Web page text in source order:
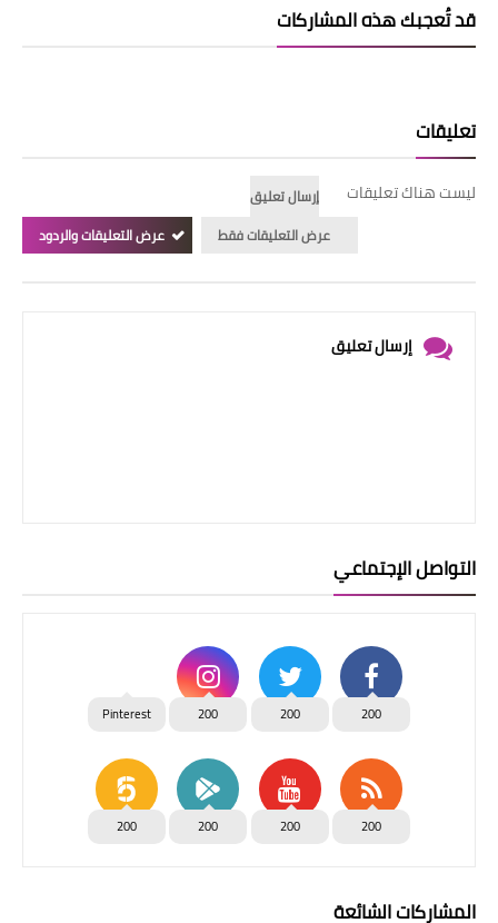
قد تُعجبك هذه المشاركات
تعليقات
ليست هناك تعليقات
إرسال تعليق
عرض التعليقات فقط
عرض التعليقات والردود
إرسال تعليق
التواصل الإجتماعي
200
200
200
Pinterest
200
200
200
200
المشاركات الشائعة